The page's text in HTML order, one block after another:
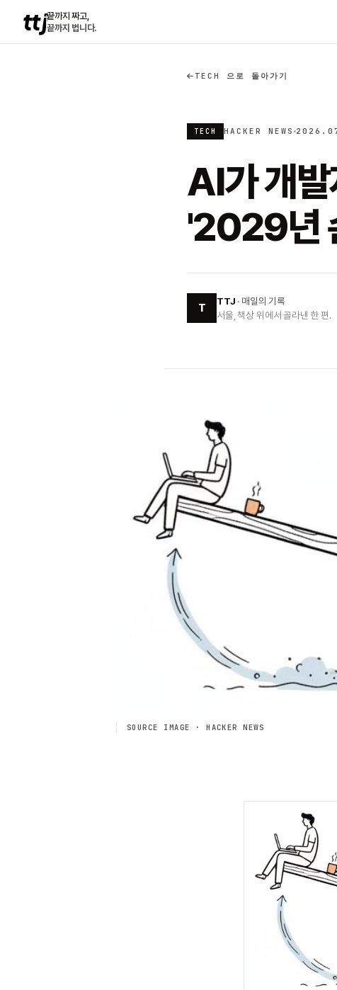
ttj끝까지 짜고,
끝까지 법니다.
TECH 으로 돌아가기
TECH HACKER NEWS
AI가 개
'2029년
T
TTJ · 매일의 기록
서울, 책상 위에서 골라낸 한 편.
SOURCE IMAGE · HACKER NEWS